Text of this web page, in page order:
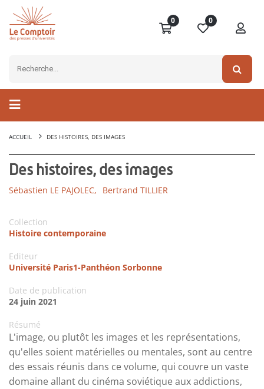
0 0
ACCUEIL DES HISTOIRES, DES IMAGES
Des histoires, des images
Sébastien LE PAJOLEC, Bertrand TILLIER
Collection
Histoire contemporaine
Editeur
Université Paris1-Panthéon Sorbonne
Date de publication
24 juin 2021
Résumé
L'image, ou plutôt les images et les représentations,
qu'elles soient matérielles ou mentales, sont au centre
des essais réunis dans ce volume, qui couvre un vaste
domaine allant du cinéma soviétique aux addictions,